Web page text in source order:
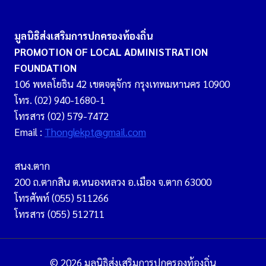
มูลนิธิส่งเสริมการปกครองท้องถิ่น
PROMOTION OF LOCAL ADMINISTRATION
FOUNDATION
106 พหลโยธิน 42 เขตจตุจักร กรุงเทพมหานคร 10900
โทร. (02) 940-1680-1
โทรสาร (02) 579-7472
Email : Thonglekpt@gmail.com
สนง.ตาก
200 ถ.ตากสิน ต.หนองหลวง อ.เมือง จ.ตาก 63000
โทรศัพท์ (055) 511266
โทรสาร (055) 512711
© 2026 มูลนิธิส่งเสริมการปกครองท้องถิ่น